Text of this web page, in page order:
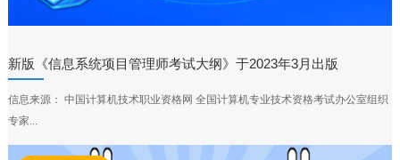
新版《信息系统项目管理师考试大纲》于2023年3月出版
信息来源： 中国计算机技术职业资格网 全国计算机专业技术资格考试办公室组织
专家...